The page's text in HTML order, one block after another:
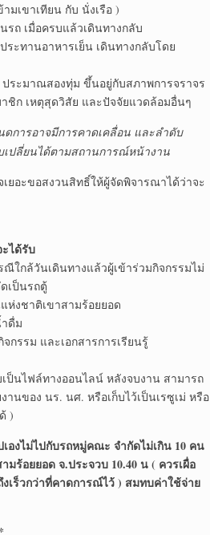
มเขาเทียน กับ นั่งเรือ )
รถ เมื่อครบแล้วเดินทางกลับ
ระทานอาหารเย็น เดินทางกลับโดย
ประมาณสองทุ่ม ขึ้นอยู่กับสภาพการจราจร
ชิก เหตุสุดวิสัย และปัจจัยแวดล้อมอื่นๆ
ดการอาจมีการคาดเคลื่อน และลำดับ
เปลี่ยนได้ตามสถานการณ์หน้างาน
ยอะขอสงวนสิทธิ์ให้ผู้จัดพิจารณาได้ว่าจะ
ได้รับ
ใกล้วันเดินทางแล้วผู้เข้าร่วมกิจกรรมไม่
เป็นรถตู้
ห่งชาติเขาสามร้อยยอด
ดื่ม
กรรม และเอกสารการเรียนรู้
ป็นไฟล์ทางออนไลน์ หลังจบงาน สามารถ
นของ นร. นศ. หรือเก็บไว้เป็นเรซูเม่ หรือ
)
องไม่ไปกับรถหมู่คณะ จำกัดไม่เกิน 10 คน
ร้อยยอด จ.ประจวบ 10.40 น ( ควรเผื่อ
เร็วกว่าที่คาดการณ์ไว้ ) สมทบค่าใช้จ่าย